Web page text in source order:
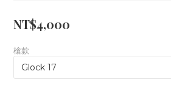
NT$4,000
槍款